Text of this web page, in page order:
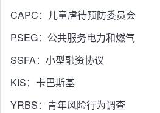
CAPC：儿童虐待预防委员会
PSEG：公共服务电力和燃气
SSFA：小型融资协议
KIS：卡巴斯基
YRBS：青年风险行为调查